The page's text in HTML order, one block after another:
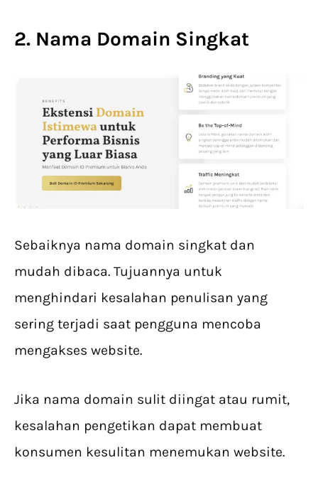
2. Nama Domain Singkat
Sebaiknya nama domain singkat dan
mudah dibaca. Tujuannya untuk
menghindari kesalahan penulisan yang
sering terjadi saat pengguna mencoba
mengakses website.
Jika nama domain sulit diingat atau rumit,
kesalahan pengetikan dapat membuat
konsumen kesulitan menemukan website.